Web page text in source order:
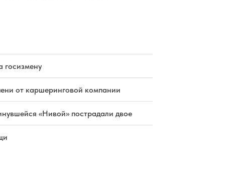
В Ярославле мужчину будут судить
Крестный отец из российского
поселка усыновил детей
нигерийского принца
06.08.2026 12:42|ОБЩЕСТВО
госизмену
от каршеринговой компании
«Нивой» пострадали двое